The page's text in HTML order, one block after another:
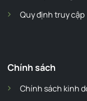
Quy định truy cập
Chính sách
Chính sách kinh